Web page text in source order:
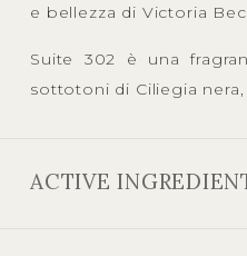
e bellezza di Victoria
Suite 302 è una
sottotoni di Ciliegia
ACTIVE